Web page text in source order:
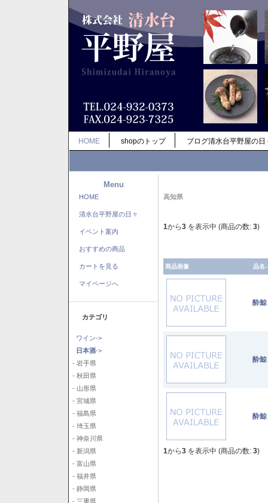
HOME shopのトップ ブログ清水台平野屋の日
Menu
HOME
清水台平野屋の日々
イベント案内
おすすめの商品
カートを見る
マイページへ
カテゴリ
ワイン->
日本酒->
- 岩手県
- 秋田県
- 山形県
- 宮城県
- 福島県
- 埼玉県
- 神奈川県
- 新潟県
- 富山県
- 福井県
- 静岡県
- 三重県
高知県
1から3 を表示中 (商品の数: 3)
商品画像 品名-
酔
酔
酔
1から3 を表示中 (商品の数: 3)